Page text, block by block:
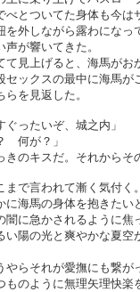
とついてた身体も今は
外しながら露わになっ
声が響いてきた。
見上げると、海馬がお
ックスの最中に海馬が
らを見返した。
ぐったいぞ、城之内」
何が？」
きのキスだ。それから
で言われて漸く気付く。
海馬の身体を抱きたい
に急かされるように焦
陽の光と爽やかな夏空
らそれが愛撫にも繋が
のように無理矢理快楽